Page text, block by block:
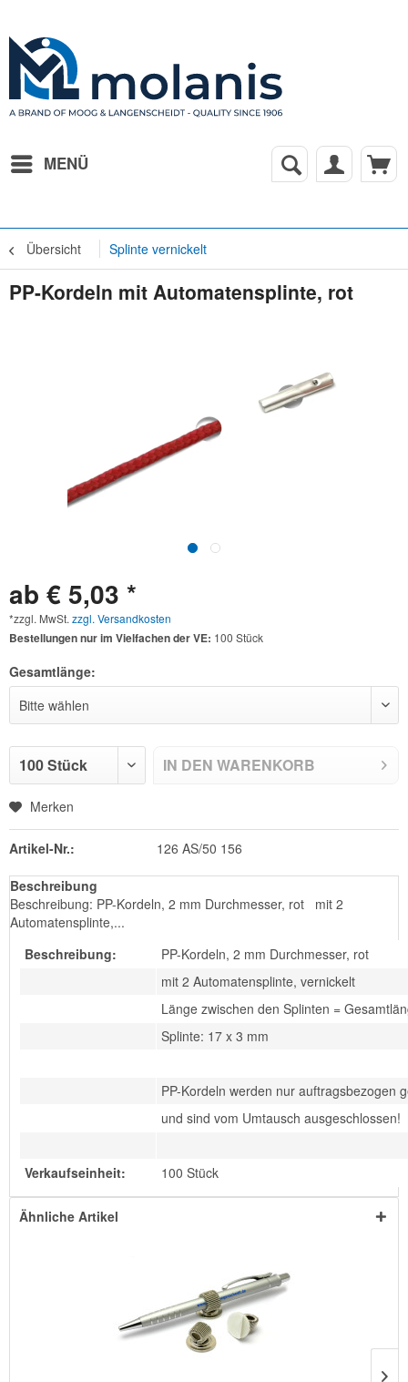
MENÜ
Übersicht Splinte vernickelt
PP-Kordeln mit Automatensplinte, rot
ab € 5,03 *
*zzgl. MwSt. zzgl. Versandkosten
Bestellungen nur im Vielfachen der VE: 100 Stück
Gesamtlänge:
IN DEN WARENKORB
Merken
Artikel-Nr.: 126 AS/50 156
Beschreibung
Beschreibung: PP-Kordeln, 2 mm Durchmesser, rot mit 2
Automatensplinte,...
Beschreibung:
PP-Kordeln, 2 mm Durchmesser, rot
mit 2 Automatensplinte, vernickelt
Länge zwischen den Splinten =
Splinte: 17 x 3 mm
PP-Kordeln werden nur auftragsbezogen
und sind vom Umtausch ausgeschlossen!
Verkaufseinheit: 100 Stück
Ähnliche Artikel